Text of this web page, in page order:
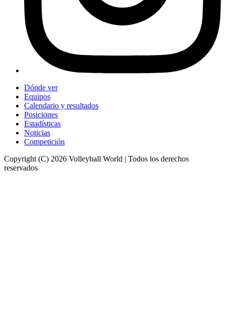
Dónde ver
Equipos
Calendario y resultados
Posiciones
Estadísticas
Noticias
Competición
Copyright (C) 2026 Volleyball World | Todos los derechos
reservados